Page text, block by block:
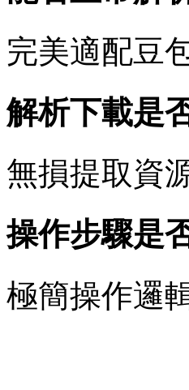
完美適配豆
解析下載是
無損提取資
操作步驟是
極簡操作邏